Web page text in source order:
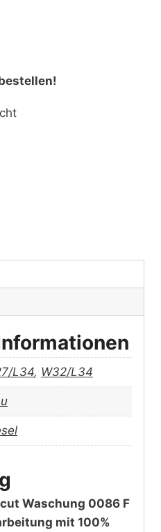
L34, W32/L34
Waschung 0086 F
mit 100%